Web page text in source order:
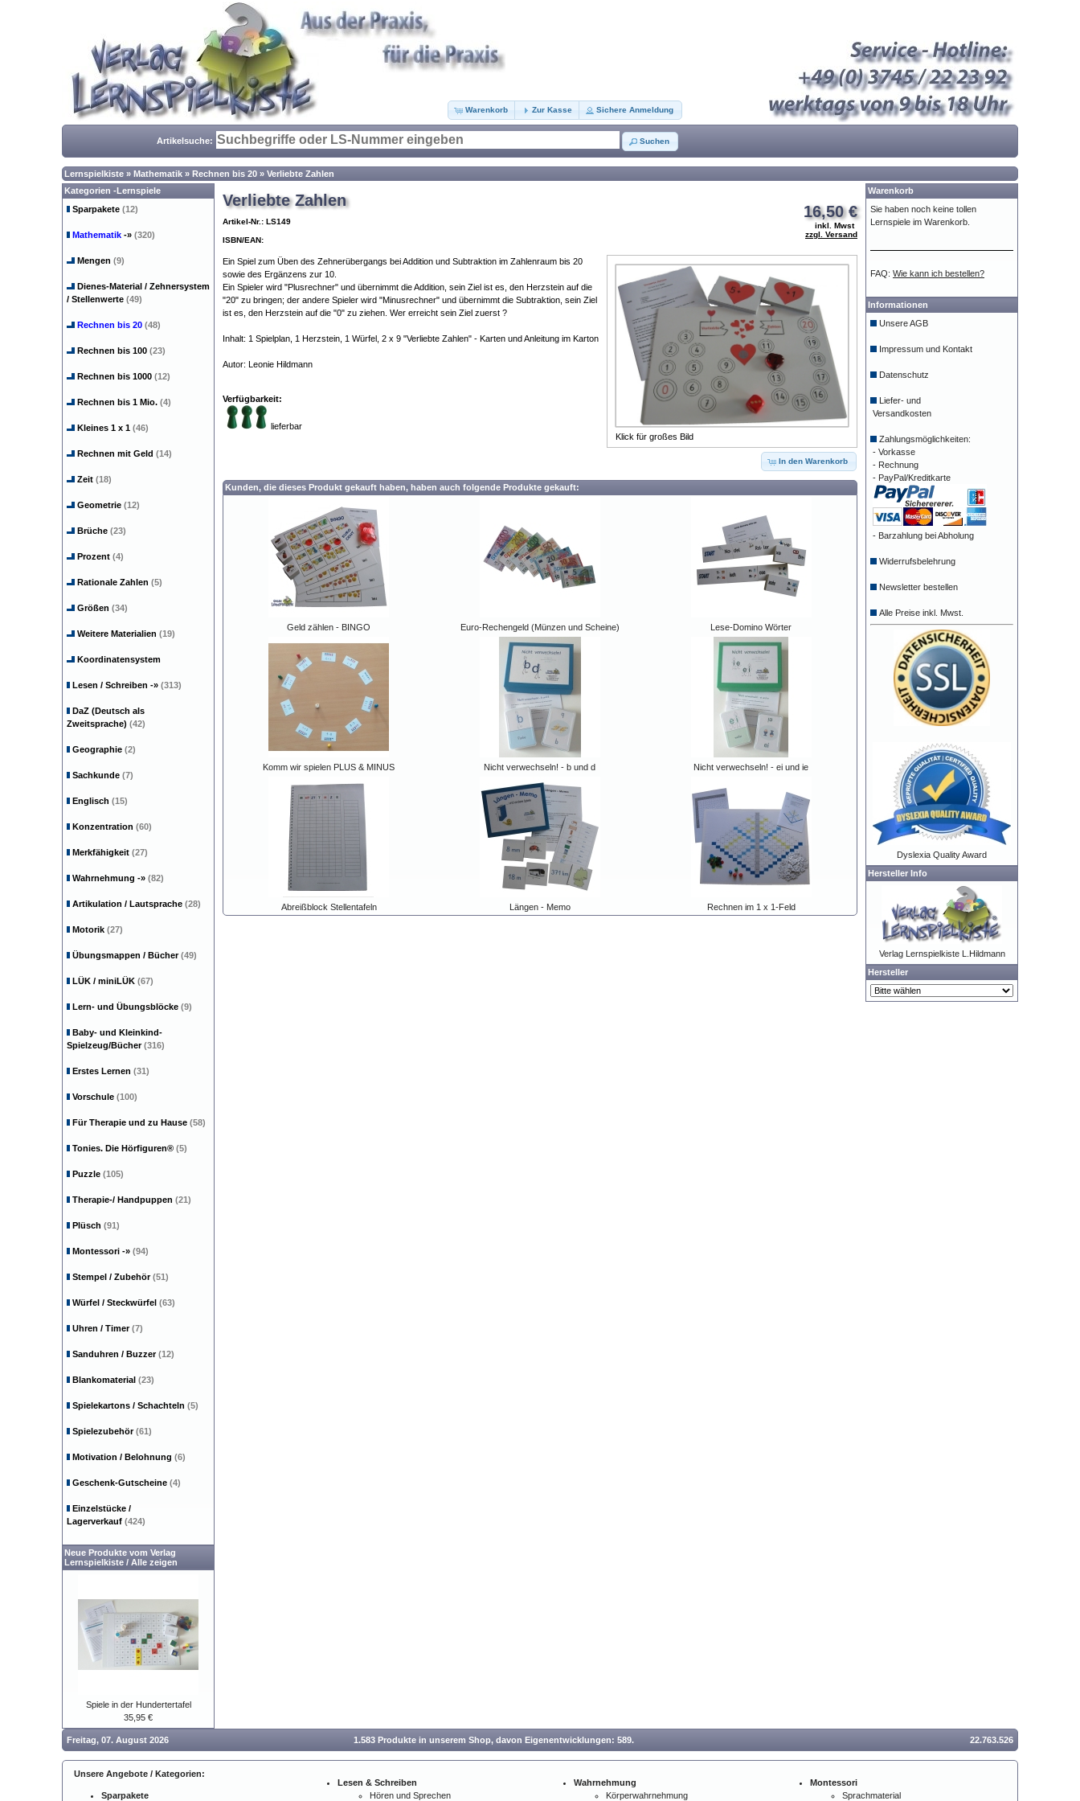
Warenkorb Zur Kasse Sichere Anmeldung
Artikelsuche: Suchen
Lernspielkiste » Mathematik » Rechnen bis 20 » Verliebte Zahlen
16,50 €
inkl. Mwst
zzgl. Versand
Verliebte Zahlen
Artikel-Nr.: LS149
ISBN/EAN:
Klick für großes Bild
Ein Spiel zum Üben des Zehnerübergangs bei Addition und Subtraktion im Zahlenraum bis 20
sowie des Ergänzens zur 10.
Ein Spieler wird "Plusrechner" und übernimmt die Addition, sein Ziel ist es, den Herzstein auf die
"20" zu bringen; der andere Spieler wird "Minusrechner" und übernimmt die Subtraktion, sein Ziel
ist es, den Herzstein auf die "0" zu ziehen. Wer erreicht sein Ziel zuerst ?
Inhalt: 1 Spielplan, 1 Herzstein, 1 Würfel, 2 x 9 "Verliebte Zahlen" - Karten und Anleitung im Karton
Autor: Leonie Hildmann
Verfügbarkeit:
lieferbar
In den Warenkorb
Kunden, die dieses Produkt gekauft haben, haben auch folgende Produkte gekauft:
Geld zählen - BINGO Euro-Rechengeld (Münzen und Scheine) Lese-Domino Wörter
Komm wir spielen PLUS & MINUS Nicht verwechseln! - b und d Nicht verwechseln! - ei und ie
Abreißblock Stellentafeln Längen - Memo Rechnen im 1 x 1-Feld
Kategorien -Lernspiele
Sparpakete (12)
Mathematik -» (320)
Mengen (9)
Dienes-Material / Zehnersystem
/ Stellenwerte (49)
Rechnen bis 20 (48)
Rechnen bis 100 (23)
Rechnen bis 1000 (12)
Rechnen bis 1 Mio. (4)
Kleines 1 x 1 (46)
Rechnen mit Geld (14)
Zeit (18)
Geometrie (12)
Brüche (23)
Prozent (4)
Rationale Zahlen (5)
Größen (34)
Weitere Materialien (19)
Koordinatensystem
Lesen / Schreiben -» (313)
DaZ (Deutsch als
Zweitsprache) (42)
Geographie (2)
Sachkunde (7)
Englisch (15)
Konzentration (60)
Merkfähigkeit (27)
Wahrnehmung -» (82)
Artikulation / Lautsprache (28)
Motorik (27)
Übungsmappen / Bücher(49)
LÜK / miniLÜK (67)
Lern- und Übungsblöcke (9)
Baby- und Kleinkind-
Spielzeug/Bücher(316)
Erstes Lernen (31)
Vorschule (100)
Für Therapie und zu Hause (58)
Tonies. Die Hörfiguren® (5)
Puzzle (105)
Therapie-/ Handpuppen (21)
Plüsch (91)
Montessori -» (94)
Stempel / Zubehör(51)
Würfel / Steckwürfel (63)
Uhren / Timer(7)
Sanduhren / Buzzer(12)
Blankomaterial (23)
Spielekartons / Schachteln (5)
Spielezubehör(61)
Motivation / Belohnung (6)
Geschenk-Gutscheine (4)
Einzelstücke /
Lagerverkauf (424)
Neue Produkte vom Verlag
Lernspielkiste / Alle zeigen
Spiele in der Hundertertafel
35,95 €
Warenkorb
Sie haben noch keine tollen
Lernspiele im Warenkorb.
FAQ: Wie kann ich bestellen?
Informationen
Unsere AGB
Impressum und Kontakt
Datenschutz
Liefer- und
Versandkosten
Zahlungsmöglichkeiten:
- Vorkasse
- Rechnung
- PayPal/Kreditkarte
- Barzahlung bei Abholung
Widerrufsbelehrung
Newsletter bestellen
Alle Preise inkl. Mwst.
Dyslexia Quality Award
Hersteller Info
Verlag Lernspielkiste L.Hildmann
Hersteller
Freitag, 07. August 2026 1.583 Produkte in unserem Shop, davon Eigenentwicklungen: 589. 22.763.526
Unsere Angebote / Kategorien:
Sparpakete
Lesen & Schreiben
Hören und Sprechen
Wahrnehmung
Körperwahrnehmung
Montessori
Sprachmaterial